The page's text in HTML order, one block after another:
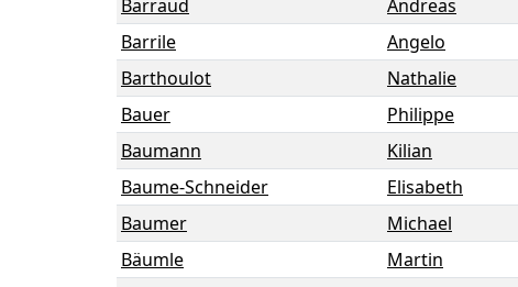
Barraud
Andreas
Barrile
Angelo
Barthoulot
Nathalie
Bauer
Philippe
Baumann
Kilian
Baume-Schneider
Elisabeth
Baumer
Michael
Bäumle
Martin